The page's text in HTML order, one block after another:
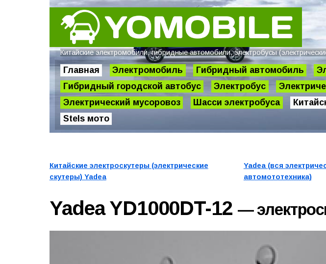
Китайские электромобили, гибридные автомобили, электробусы
Главная Электромобиль Гибридный автомобиль
Гибридный городской автобус
Электробус
Электрический мусоровоз
Шасси электробуса
Stels мото
Китайские электроскутеры (электрические
скутеры) Yadea
Yadea (вся
автомототехника)
Yadea YD1000DT-12 —